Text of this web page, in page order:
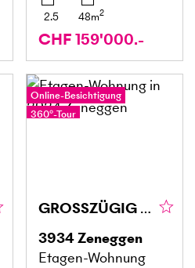
2.5 48m2
CHF 159'000.-
Online-Besichtigung
360°-Tour
GROSSZÜGIG MIT BERGBLICK
3934Zeneggen
Etagen-Wohnung